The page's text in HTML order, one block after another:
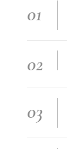
01
02
03